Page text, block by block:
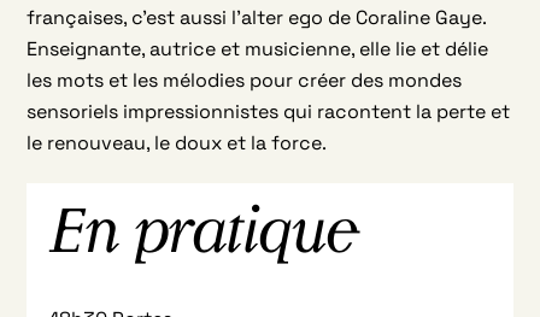
françaises, c’est aussi l’alter ego de Coraline Gaye.
Enseignante, autrice et musicienne, elle lie et délie
les mots et les mélodies pour créer des mondes
sensoriels impressionnistes qui racontent la perte et
le renouveau, le doux et la force.
En pratique